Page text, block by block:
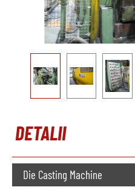
DETALII
Die Casting Machine